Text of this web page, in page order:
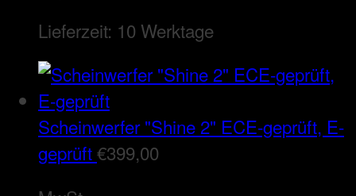
Lieferzeit: 10 Werktage
Scheinwerfer "Shine 2" ECE-geprüft, E-
geprüft€399,00